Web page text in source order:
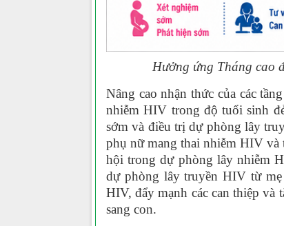
Hưởng ứng Tháng cao
Nâng cao nhận thức của các
nhiễm HIV trong độ tuổi sinh
sớm và điều trị dự phòng lây
phụ nữ mang thai nhiễm HIV và
hội trong dự phòng lây nhiễm
dự phòng lây truyền HIV từ
HIV, đẩy mạnh các can thiệp
sang con.